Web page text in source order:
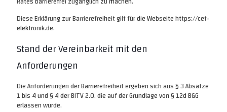
Diese Erklärung zur Barrierefreiheit gilt für die Webseite https://cet-
elektronik.de.
Stand der Vereinbarkeit mit den
Anforderungen
Die Anforderungen der Barrierefreiheit ergeben sich aus § 3 Absätze
1 bis 4 und § 4 der BITV 2.0, die auf der Grundlage von § 12d BGG
erlassen wurde.